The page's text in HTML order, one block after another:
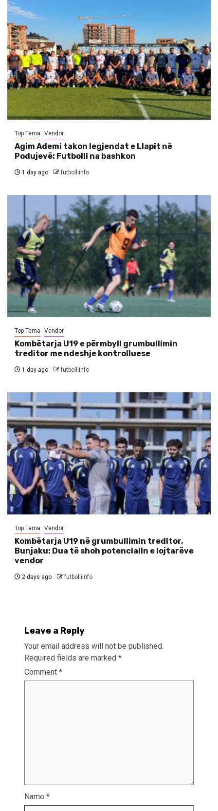
Top Tema Vendor
Agim Ademi takon legjendat e Llapit në
Podujevë: Futbolli na bashkon
1 day ago futbolliinfo
Top Tema Vendor
Kombëtarja U19 e përmbyll grumbullimin
treditor me ndeshje kontrolluese
1 day ago futbolliinfo
Top Tema Vendor
Kombëtarja U19 në grumbullimin treditor,
Bunjaku: Dua të shoh potencialin e lojtarëve
vendor
2 days ago futbolliinfo
Leave a Reply
Your email address will not be published.
Required fields are marked *
Comment *
Name *